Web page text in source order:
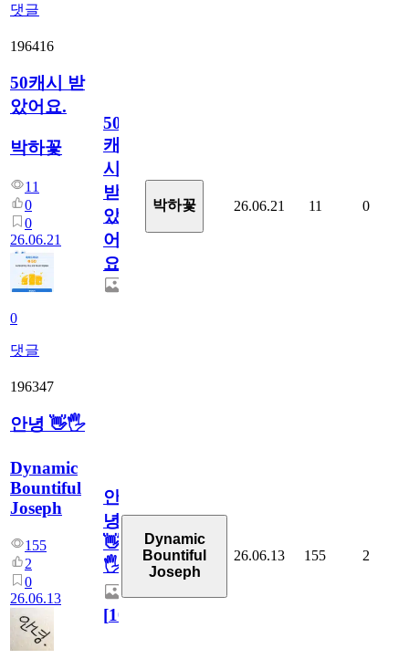
댓글
196416
50캐시 받
았어요.
박하꽃
11
0
0
26.06.21
0
댓글
50
캐
시
받
았
어
요.
박하꽃 26.06.21 11 0
196347
안녕 👋🖐
Dynamic
Bountiful
Joseph
155
2
0
26.06.13
안
녕
👋
🖐
[10
Dynamic
Bountiful
Joseph
26.06.13 155 2